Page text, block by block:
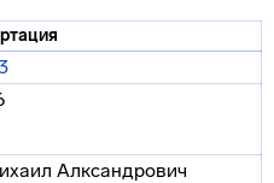
Алксандрович